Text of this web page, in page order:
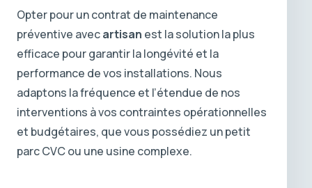
Opter pour un contrat de maintenance
préventive avecartisan est la solution la plus
efficace pour garantir la longévité et la
performance de vos installations. Nous
adaptons la fréquence et l’étendue de nos
interventions à vos contraintes opérationnelles
et budgétaires, que vous possédiez un petit
parc CVC ou une usine complexe.